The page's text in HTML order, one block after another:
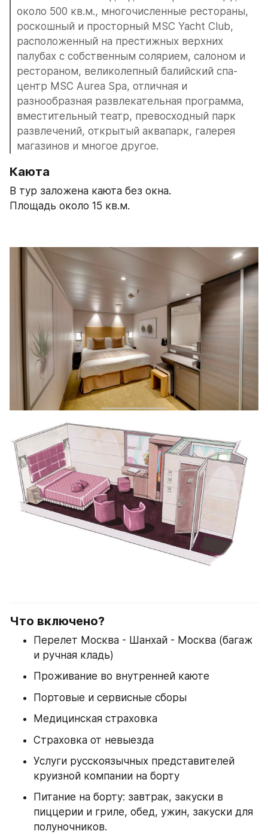
около 500 кв.м., многочисленные рестораны,
роскошный и просторный MSC Yacht Club,
расположенный на престижных верхних
палубах с собственным солярием, салоном и
рестораном, великолепный балийский спа-
центр MSC Aurea Spa, отличная и
разнообразная развлекательная программа,
вместительный театр, превосходный парк
развлечений, открытый аквапарк, галерея
магазинов и многое другое.
Каюта
В тур заложена каюта без окна.
Площадь около 15 кв.м.
Что включено?
Перелет Москва - Шанхай - Москва (багаж
и ручная кладь)
Проживание во внутренней каюте
Портовые и сервисные сборы
Медицинская страховка
Страховка от невыезда
Услуги русскоязычных представителей
круизной компании на борту
Питание на борту: завтрак, закуски в
пиццерии и гриле, обед, ужин, закуски для
полуночников.